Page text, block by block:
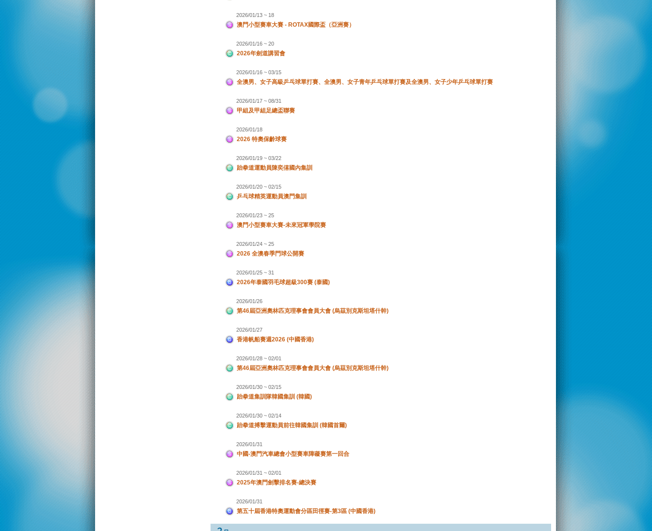
2026/01/13 ~ 18
澳門小型賽車大賽 - ROTAX國際盃（亞洲賽）
2026/01/16 ~ 20
2026年劍道講習會
2026/01/16 ~ 03/15
全澳男、女子高級乒乓球單打賽、全澳男、女子青年乒乓球單打賽及全澳男、女子少年乒乓球單打賽
2026/01/17 ~ 08/31
甲組及甲組足總盃聯賽
2026/01/18
2026 特奧保齡球賽
2026/01/19 ~ 03/22
跆拳道運動員陳奕僖國內集訓
2026/01/20 ~ 02/15
乒乓球精英運動員澳門集訓
2026/01/23 ~ 25
澳門小型賽車大賽-未來冠軍學院賽
2026/01/24 ~ 25
2026 全澳春季門球公開賽
2026/01/25 ~ 31
2026年泰國羽毛球超級300賽 (泰國)
2026/01/26
第46屆亞洲奧林匹克理事會會員大會 (烏茲別克斯坦塔什幹)
2026/01/27
香港帆船賽週2026 (中國香港)
2026/01/28 ~ 02/01
第46屆亞洲奧林匹克理事會會員大會 (烏茲別克斯坦塔什幹)
2026/01/30 ~ 02/15
跆拳道集訓隊韓國集訓 (韓國)
2026/01/30 ~ 02/14
跆拳道搏擊運動員前往韓國集訓 (韓國首爾)
2026/01/31
中國-澳門汽車總會小型賽車障礙賽第一回合
2026/01/31 ~ 02/01
2025年澳門劍擊排名賽-總決賽
2026/01/31
第五十屆香港特奧運動會分區田徑賽-第3區 (中國香港)